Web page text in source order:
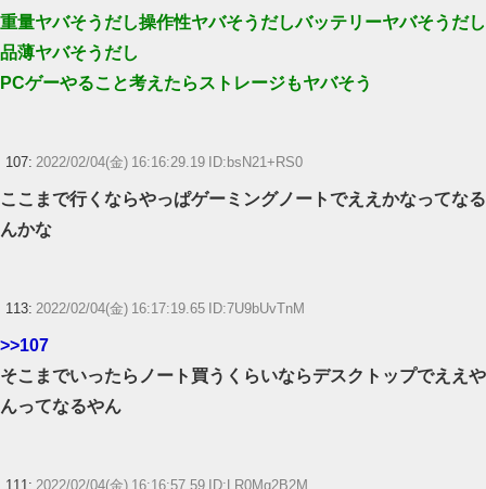
重量ヤバそうだし操作性ヤバそうだしバッテリーヤバそうだし
品薄ヤバそうだし
PCゲーやること考えたらストレージもヤバそう
107: 2022/02/04(金) 16:16:29.19 ID:bsN21+RS0
ここまで行くならやっぱゲーミングノートでええかなってなる
んかな
113: 2022/02/04(金) 16:17:19.65 ID:7U9bUvTnM
>>107
そこまでいったらノート買うくらいならデスクトップでええや
んってなるやん
111: 2022/02/04(金) 16:16:57.59 ID:LR0Mg2B2M